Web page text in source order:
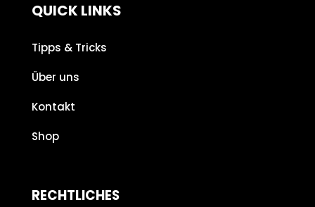
QUICK LINKS
Tipps & Tricks
Über uns
Kontakt
Shop
RECHTLICHES